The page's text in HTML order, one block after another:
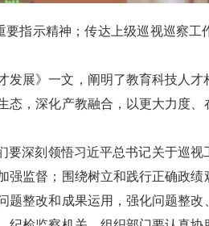
指示精神；传达上级巡视巡察
展》一文，阐明了教育科技人
，深化产教融合，以更大力度、
深刻领悟习近平总书记关于巡
监督；围绕树立和践行正确政
整改和成果运用，强化问题整改